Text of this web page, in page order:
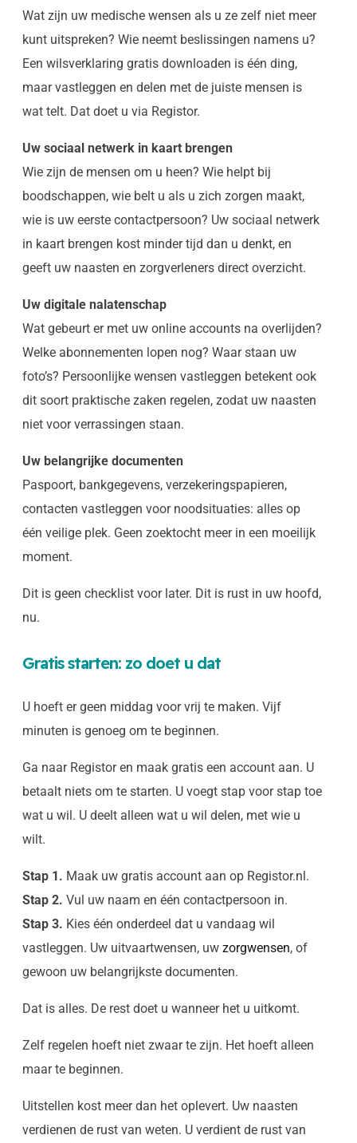
Wat zijn uw medische wensen als u ze zelf niet meer
kunt uitspreken? Wie neemt beslissingen namens u?
Een wilsverklaring gratis downloaden is één ding,
maar vastleggen en delen met de juiste mensen is
wat telt. Dat doet u via Registor.
Uw sociaal netwerk in kaart brengen
Wie zijn de mensen om u heen? Wie helpt bij
boodschappen, wie belt u als u zich zorgen maakt,
wie is uw eerste contactpersoon? Uw sociaal netwerk
in kaart brengen kost minder tijd dan u denkt, en
geeft uw naasten en zorgverleners direct overzicht.
Uw digitale nalatenschap
Wat gebeurt er met uw online accounts na overlijden?
Welke abonnementen lopen nog? Waar staan uw
foto’s? Persoonlijke wensen vastleggen betekent ook
dit soort praktische zaken regelen, zodat uw naasten
niet voor verrassingen staan.
Uw belangrijke documenten
Paspoort, bankgegevens, verzekeringspapieren,
contacten vastleggen voor noodsituaties: alles op
één veilige plek. Geen zoektocht meer in een moeilijk
moment.
Dit is geen checklist voor later. Dit is rust in uw hoofd,
nu.
Gratis starten: zo doet u dat
U hoeft er geen middag voor vrij te maken. Vijf
minuten is genoeg om te beginnen.
Ga naar Registor en maak gratis een account aan. U
betaalt niets om te starten. U voegt stap voor stap toe
wat u wil. U deelt alleen wat u wil delen, met wie u
wilt.
Stap 1. Maak uw gratis account aan op Registor.nl.
Stap 2. Vul uw naam en één contactpersoon in.
Stap 3. Kies één onderdeel dat u vandaag wil
vastleggen. Uw uitvaartwensen, uw zorgwensen, of
gewoon uw belangrijkste documenten.
Dat is alles. De rest doet u wanneer het u uitkomt.
Zelf regelen hoeft niet zwaar te zijn. Het hoeft alleen
maar te beginnen.
Uitstellen kost meer dan het oplevert. Uw naasten
verdienen de rust van weten. U verdient de rust van